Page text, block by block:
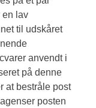
en lav
til udskåret
anvendt i
på denne
at bestråle post
posten